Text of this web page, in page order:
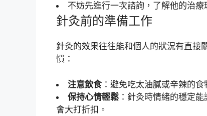
不妨先進行一次諮詢，了解他的治療
針灸前的準備工作
針灸的效果往往能和個人的狀況有直接
慣：
注意飲食：避免吃太油膩或辛辣的食
保持心情輕鬆 ：針灸時情緒的穩定
會大打折扣。